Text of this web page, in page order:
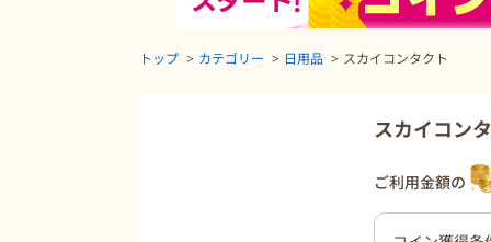
トップ カテゴリー 日用品 スカイコンタクト
スカイコン
ご利用金額の